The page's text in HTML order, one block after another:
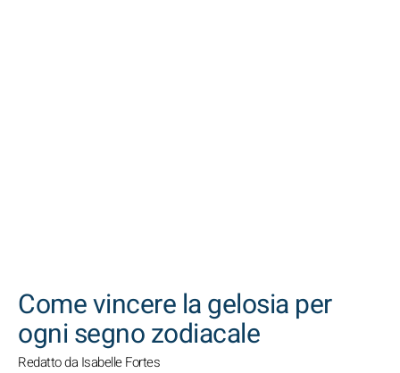
Come vincere la gelosia per
ogni segno zodiacale
Redatto da Isabelle Fortes